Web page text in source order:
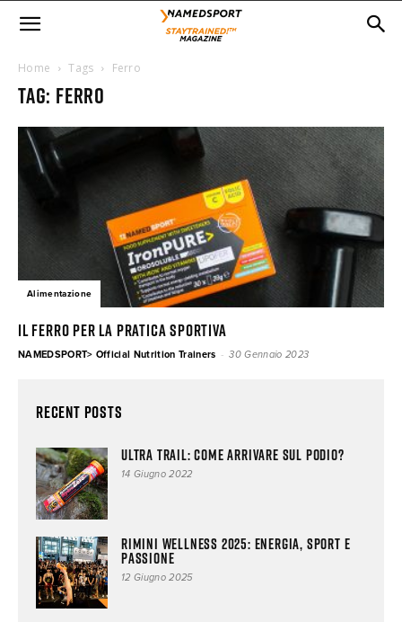
Home Tags Ferro
Tag: ferro
Alimentazione
Il ferro per la pratica sportiva
NAMEDSPORT> Official Nutrition Trainers - 30 Gennaio 2023
Recent Posts
Ultra trail: come arrivare sul podio?
14 Giugno 2022
RIMINI WELLNESS 2025: ENERGIA, SPORT E
PASSIONE
12 Giugno 2025